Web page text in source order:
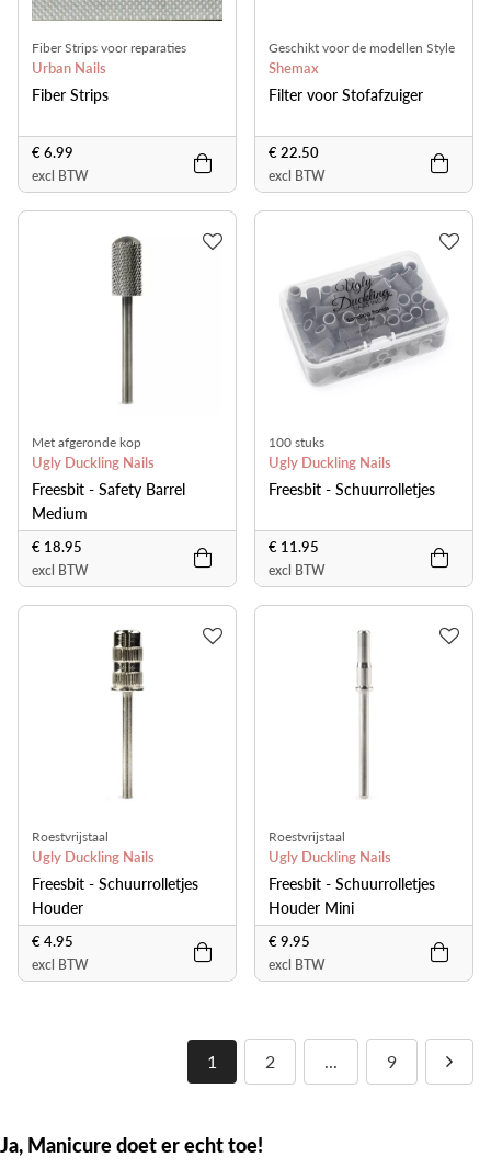
Fiber Strips voor reparaties
Urban Nails
Fiber Strips
€ 6.99
excl BTW
Geschikt voor de modellen Style
Pro, Style V-Pro, PetitPro en
Style X-Pro
Shemax
Filter voor Stofafzuiger
€ 22.50
excl BTW
Met afgeronde kop
Ugly Duckling Nails
Freesbit - Safety Barrel
Medium
€ 18.95
excl BTW
100 stuks
Ugly Duckling Nails
Freesbit - Schuurrolletjes
€ 11.95
excl BTW
Roestvrijstaal
Ugly Duckling Nails
Freesbit - Schuurrolletjes
Houder
€ 4.95
excl BTW
Roestvrijstaal
Ugly Duckling Nails
Freesbit - Schuurrolletjes
Houder Mini
€ 9.95
excl BTW
1 2 ... 9
Ja, Manicure doet er echt toe!